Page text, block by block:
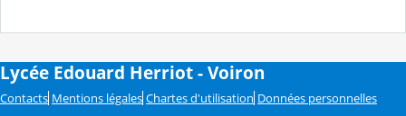
Lycée Edouard Herriot - Voiron
Contacts Mentions légales Chartes d'utilisation Données personnelles